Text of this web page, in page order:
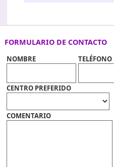
FORMULARIO DE CONTACTO
NOMBRE TELÉFONO
CENTRO PREFERIDO
COMENTARIO